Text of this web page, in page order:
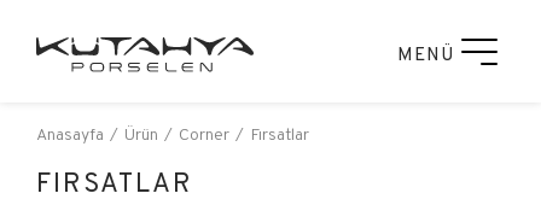
MENÜ
Anasayfa Ürün Corner Fırsatlar
FIRSATLAR